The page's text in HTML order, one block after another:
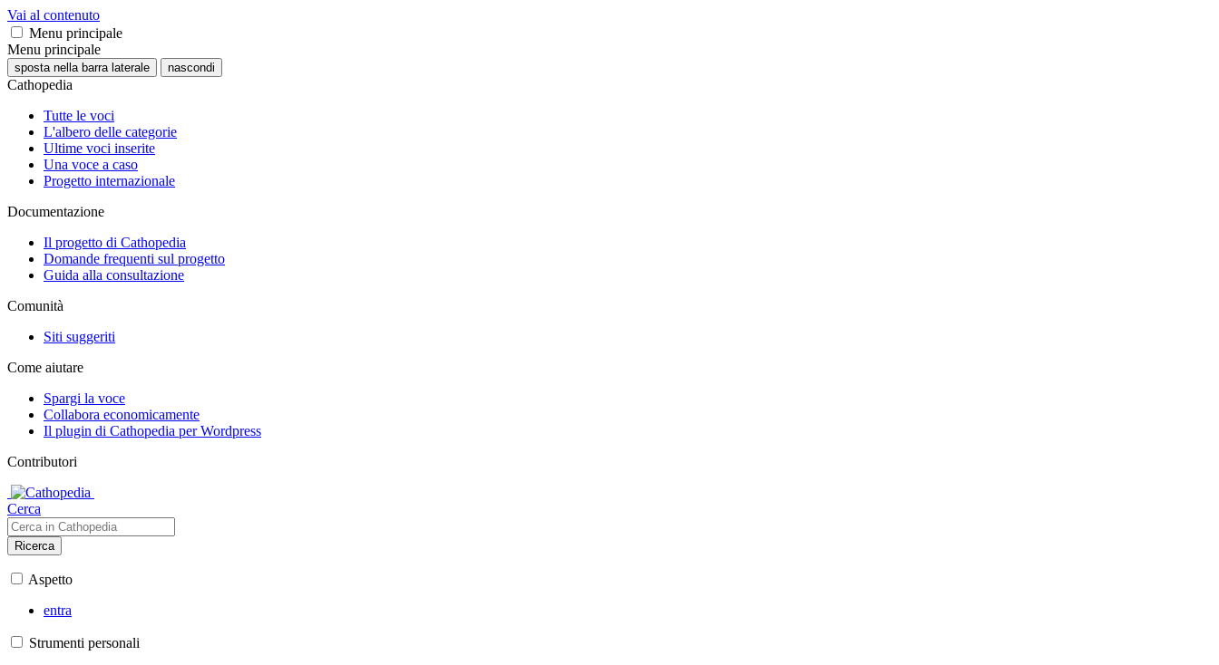
Vai al contenuto
Menu principale
Menu principale
sposta nella barra laterale nascondi
Cathopedia
Tutte le voci
L'albero delle categorie
Ultime voci inserite
Una voce a caso
Progetto internazionale
Documentazione
Il progetto di Cathopedia
Domande frequenti sul progetto
Guida alla consultazione
Comunità
Siti suggeriti
Come aiutare
Spargi la voce
Collabora economicamente
Il plugin di Cathopedia per Wordpress
Contributori
Cerca
Ricerca
Aspetto
entra
Strumenti personali